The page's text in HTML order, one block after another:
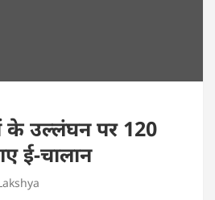
के उल्लंघन पर 120
ई-चालान